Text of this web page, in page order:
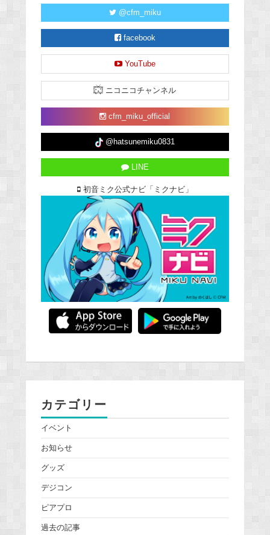
@cfm_miku
facebook
YouTube
ニコニコチャンネル
cfm_miku_official
@hatsunemiku0831
LINE
初音ミク公式ナビ「ミクナビ」
カテゴリー
イベント
お知らせ
グッズ
デジコン
ピアプロ
過去の記事